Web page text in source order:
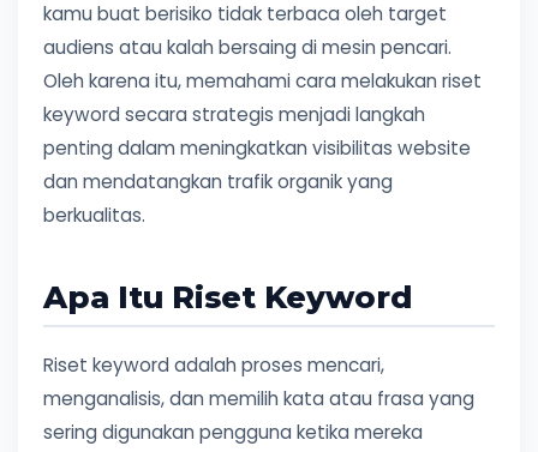
kamu buat berisiko tidak terbaca oleh target
audiens atau kalah bersaing di mesin pencari.
Oleh karena itu, memahami cara melakukan riset
keyword secara strategis menjadi langkah
penting dalam meningkatkan visibilitas website
dan mendatangkan trafik organik yang
berkualitas.
Apa Itu Riset Keyword
Riset keyword adalah proses mencari,
menganalisis, dan memilih kata atau frasa yang
sering digunakan pengguna ketika mereka